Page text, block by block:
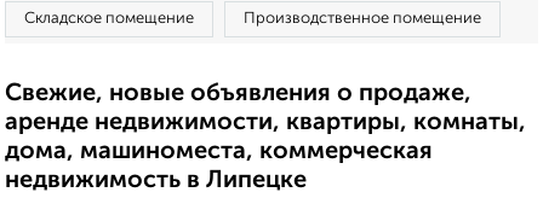
Складское помещение Производственное помещение
Свежие, новые объявления о продаже,
аренде недвижимости, квартиры, комнаты,
дома, машиноместа, коммерческая
недвижимость в Липецке